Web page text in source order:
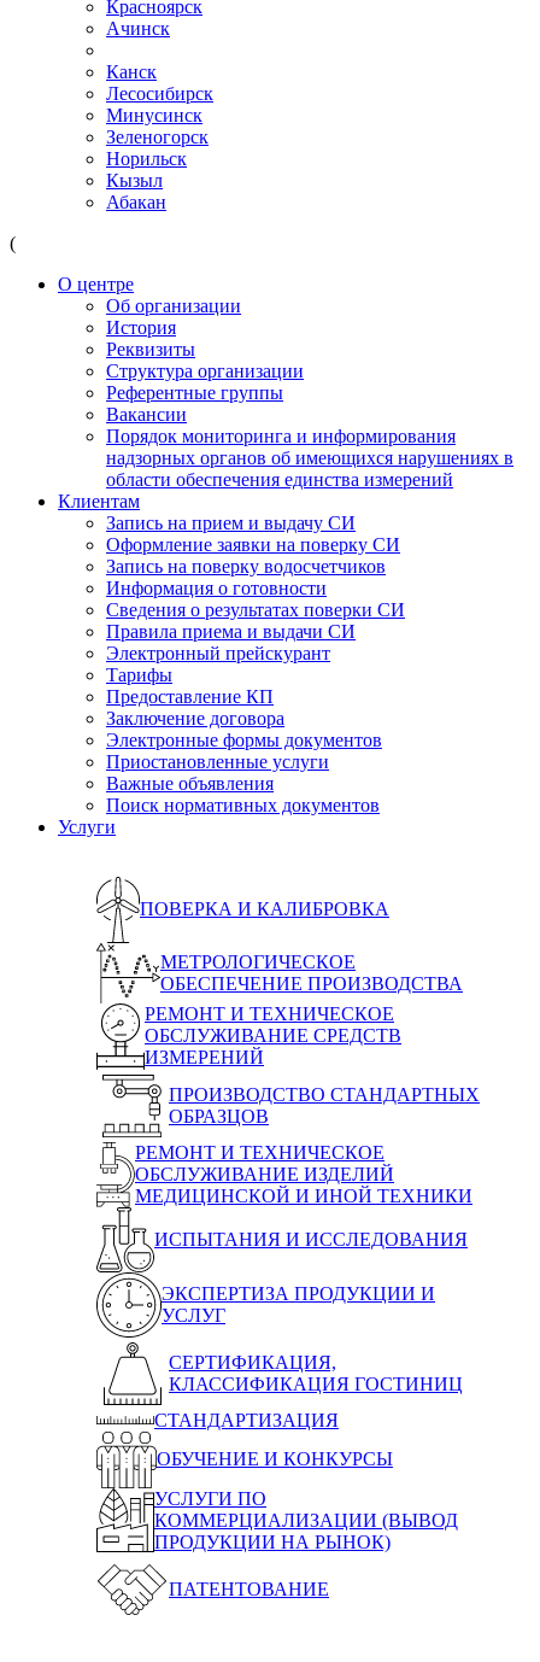
Красноярск
Ачинск
Канск
Лесосибирск
Минусинск
Зеленогорск
Норильск
Кызыл
Абакан
(
О центре
Об организации
История
Реквизиты
Структура организации
Референтные группы
Вакансии
Порядок мониторинга и информирования
надзорных органов об имеющихся нарушениях в
области обеспечения единства измерений
Клиентам
Запись на прием и выдачу СИ
Оформление заявки на поверку СИ
Запись на поверку водосчетчиков
Информация о готовности
Сведения о результатах поверки СИ
Правила приема и выдачи СИ
Электронный прейскурант
Тарифы
Предоставление КП
Заключение договора
Электронные формы документов
Приостановленные услуги
Важные объявления
Поиск нормативных документов
Услуги
ПОВЕРКА И КАЛИБРОВКА
МЕТРОЛОГИЧЕСКОЕ
ОБЕСПЕЧЕНИЕ ПРОИЗВОДСТВА
РЕМОНТ И ТЕХНИЧЕСКОЕ
ОБСЛУЖИВАНИЕ СРЕДСТВ
ИЗМЕРЕНИЙ
ПРОИЗВОДСТВО СТАНДАРТНЫХ
ОБРАЗЦОВ
РЕМОНТ И ТЕХНИЧЕСКОЕ
ОБСЛУЖИВАНИЕ ИЗДЕЛИЙ
МЕДИЦИНСКОЙ И ИНОЙ ТЕХНИКИ
ИСПЫТАНИЯ И ИССЛЕДОВАНИЯ
ЭКСПЕРТИЗА ПРОДУКЦИИ И
УСЛУГ
СЕРТИФИКАЦИЯ,
КЛАССИФИКАЦИЯ ГОСТИНИЦ
СТАНДАРТИЗАЦИЯ
ОБУЧЕНИЕ И КОНКУРСЫ
УСЛУГИ ПО
КОММЕРЦИАЛИЗАЦИИ (ВЫВОД
ПРОДУКЦИИ НА РЫНОК)
ПАТЕНТОВАНИЕ